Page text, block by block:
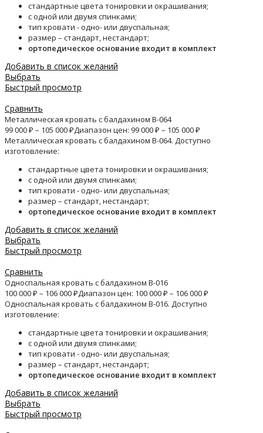
стандартные цвета тонировки и окрашивания;
с одной или двумя спинками;
тип кровати - одно- или двуспальная;
размер – стандарт, нестандарт;
ортопедическое основание входит в комплект
Добавить в список желаний
Выбрать
Быстрый просмотр
Сравнить
Металлическая кровать с балдахином B-064
99 000₽ – 105 000₽Диапазон цен: 99 000 ₽ – 105 000 ₽
Металлическая кровать с балдахином B-064. Доступно
изготовление:
стандартные цвета тонировки и окрашивания;
с одной или двумя спинками;
тип кровати - одно- или двуспальная;
размер – стандарт, нестандарт;
ортопедическое основание входит в комплект
Добавить в список желаний
Выбрать
Быстрый просмотр
Сравнить
Односпальная кровать с балдахином B-016
100 000₽ – 106 000₽Диапазон цен: 100 000 ₽ – 106 000 ₽
Односпальная кровать с балдахином B-016. Доступно
изготовление:
стандартные цвета тонировки и окрашивания;
с одной или двумя спинками;
тип кровати - одно- или двуспальная;
размер – стандарт, нестандарт;
ортопедическое основание входит в комплект
Добавить в список желаний
Выбрать
Быстрый просмотр